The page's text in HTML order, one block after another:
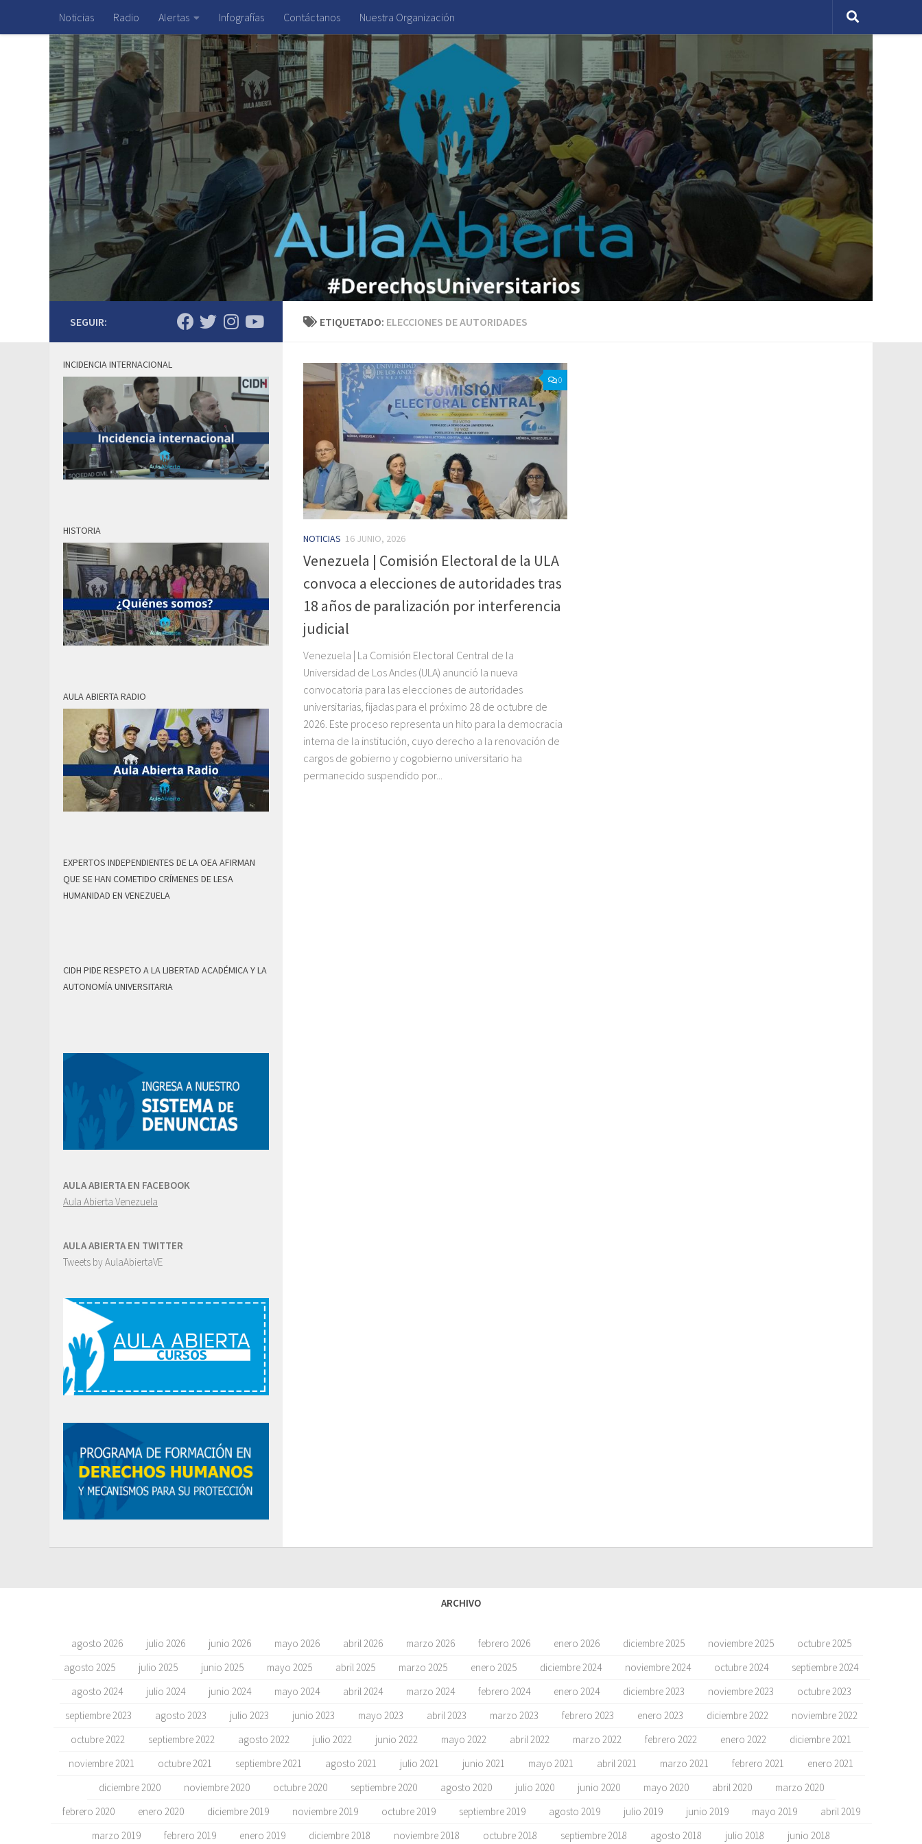
Saltar al contenido
Noticias Radio Alertas Infografías Contáctanos Nuestra Organización
ETIQUETADO: ELECCIONES DE AUTORIDADES
0
NOTICIAS 16 JUNIO, 2026
Venezuela | Comisión Electoral de la ULA
convoca a elecciones de autoridades tras
18 años de paralización por interferencia
judicial
Venezuela | La Comisión Electoral Central de la
Universidad de Los Andes (ULA) anunció la nueva
convocatoria para las elecciones de autoridades
universitarias, fijadas para el próximo 28 de octubre de
2026. Este proceso representa un hito para la democracia
interna de la institución, cuyo derecho a la renovación de
cargos de gobierno y cogobierno universitario ha
permanecido suspendido por...
SEGUIR:
INCIDENCIA INTERNACIONAL
HISTORIA
AULA ABIERTA RADIO
EXPERTOS INDEPENDIENTES DE LA OEA AFIRMAN
QUE SE HAN COMETIDO CRÍMENES DE LESA
HUMANIDAD EN VENEZUELA
CIDH PIDE RESPETO A LA LIBERTAD ACADÉMICA Y LA
AUTONOMÍA UNIVERSITARIA
AULA ABIERTA EN FACEBOOK
Aula Abierta Venezuela
AULA ABIERTA EN TWITTER
Tweets by AulaAbiertaVE
ARCHIVO
agosto 2026 julio 2026 junio 2026 mayo 2026 abril 2026 marzo 2026 febrero 2026 enero 2026 diciembre 2025 noviembre 2025
octubre 2025
agosto 2025
julio 2025 junio 2025 mayo 2025 abril 2025 marzo 2025 enero 2025 diciembre 2024 noviembre 2024 octubre 2024
septiembre 2024
agosto 2024
julio 2024 junio 2024 mayo 2024 abril 2024 marzo 2024 febrero 2024 enero 2024 diciembre 2023 noviembre 2023
octubre 2023
septiembre 2023
agosto 2023 julio 2023 junio 2023 mayo 2023 abril 2023 marzo 2023 febrero 2023 enero 2023 diciembre 2022
noviembre 2022
octubre 2022
septiembre 2022 agosto 2022 julio 2022 junio 2022 mayo 2022 abril 2022 marzo 2022 febrero 2022 enero 2022
diciembre 2021
noviembre 2021
octubre 2021 septiembre 2021 agosto 2021 julio 2021 junio 2021 mayo 2021 abril 2021 marzo 2021 febrero 2021
enero 2021
diciembre 2020
noviembre 2020 octubre 2020 septiembre 2020 agosto 2020 julio 2020 junio 2020 mayo 2020 abril 2020
marzo 2020
febrero 2020
enero 2020 diciembre 2019 noviembre 2019 octubre 2019 septiembre 2019 agosto 2019 julio 2019 junio 2019 mayo 2019
abril 2019
marzo 2019
febrero 2019 enero 2019 diciembre 2018 noviembre 2018 octubre 2018 septiembre 2018 agosto 2018 julio 2018 junio 2018